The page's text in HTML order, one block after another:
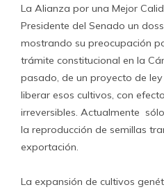
La Alianza por una Mejor
Presidente del Senado un
mostrando su preocupación
trámite constitucional en la
pasado, de un proyecto de
liberar esos cultivos, con
irreversibles. Actualmente
la reproducción de semillas
exportación.
La expansión de cultivos